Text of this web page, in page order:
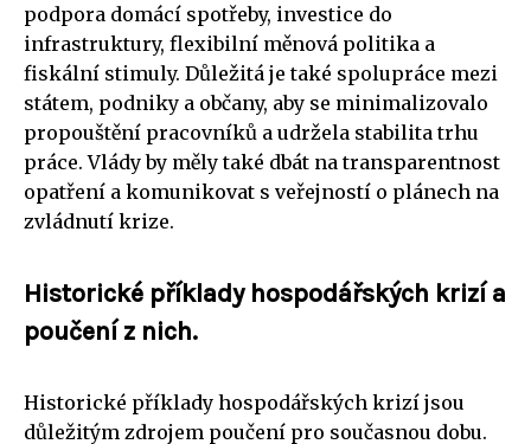
podpora domácí spotřeby, investice do
infrastruktury, flexibilní měnová politika a
fiskální stimuly. Důležitá je také spolupráce mezi
státem, podniky a občany, aby se minimalizovalo
propouštění pracovníků a udržela stabilita trhu
práce. Vlády by měly také dbát na transparentnost
opatření a komunikovat s veřejností o plánech na
zvládnutí krize.
Historické příklady hospodářských krizí a
poučení z nich.
Historické příklady hospodářských krizí jsou
důležitým zdrojem poučení pro současnou dobu.